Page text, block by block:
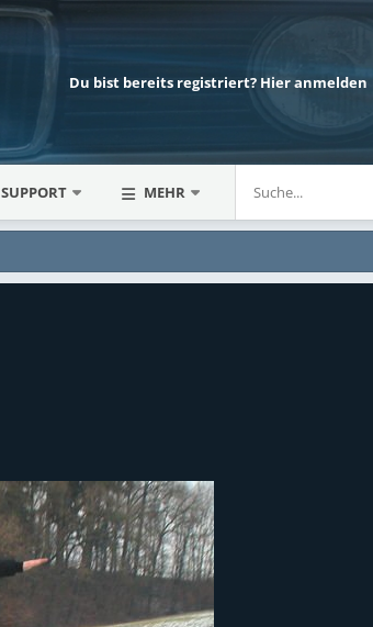
Du bist bereits registriert? Hier anmelden
SUPPORT MEHR